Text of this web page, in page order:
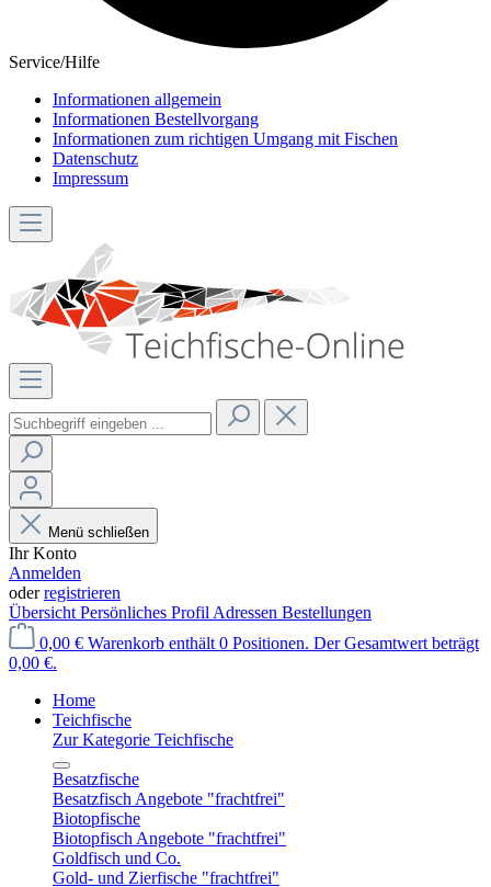
Service/Hilfe
Informationen allgemein
Informationen Bestellvorgang
Informationen zum richtigen Umgang mit Fischen
Datenschutz
Impressum
Menü schließen
Ihr Konto
Anmelden
oderregistrieren
Übersicht Persönliches Profil Adressen Bestellungen
0,00 € Warenkorb enthält 0 Positionen. Der Gesamtwert beträgt
0,00 €.
Home
Teichfische
Zur Kategorie Teichfische
Besatzfische
Besatzfisch Angebote "frachtfrei"
Biotopfische
Biotopfisch Angebote "frachtfrei"
Goldfisch und Co.
Gold- und Zierfische "frachtfrei"